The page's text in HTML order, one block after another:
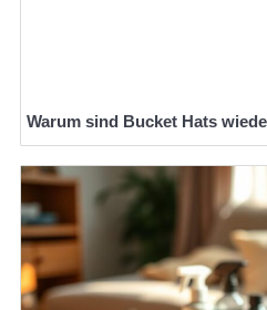
Warum sind Bucket Hats